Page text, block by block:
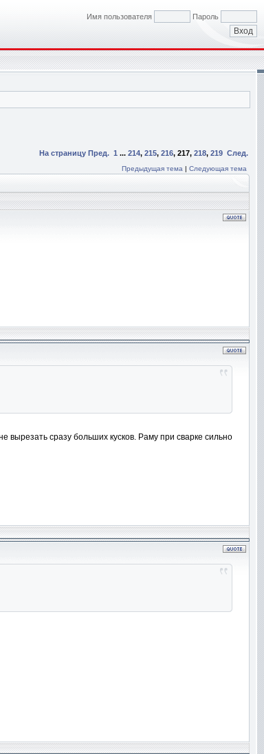
Имя пользователя Пароль
На страницу Пред. 1 ... 214, 215, 216, 217, 218, 219 След.
Предыдущая тема | Следующая тема
вырезать сразу больших кусков. Раму при сварке сильно